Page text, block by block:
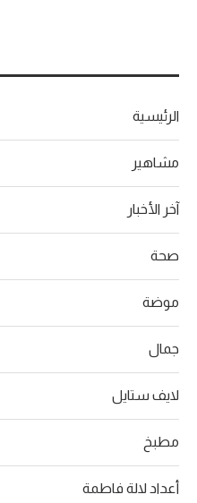
الرئيسية
مشاهير
آخر الأخبار
صحة
موضة
جمال
لايف ستايل
مطبخ
أعداد لالة فاطمة